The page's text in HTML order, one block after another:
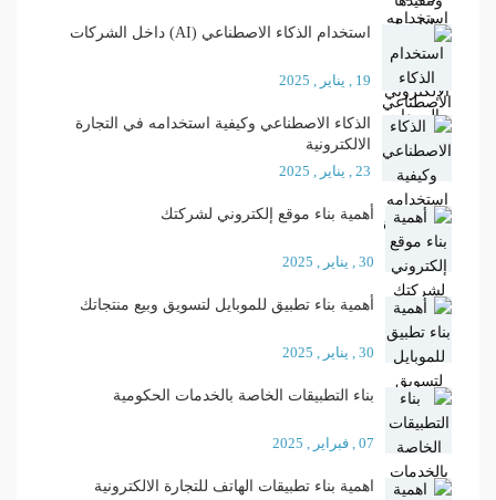
استخدام الذكاء الاصطناعي (AI) داخل الشركات
19 , يناير , 2025
الذكاء الاصطناعي وكيفية استخدامه في التجارة
الالكترونية
23 , يناير , 2025
أهمية بناء موقع إلكتروني لشركتك
30 , يناير , 2025
أهمية بناء تطبيق للموبايل لتسويق وبيع منتجاتك
30 , يناير , 2025
بناء التطبيقات الخاصة بالخدمات الحكومية
07 , فبراير , 2025
اهمية بناء تطبيقات الهاتف للتجارة الالكترونية